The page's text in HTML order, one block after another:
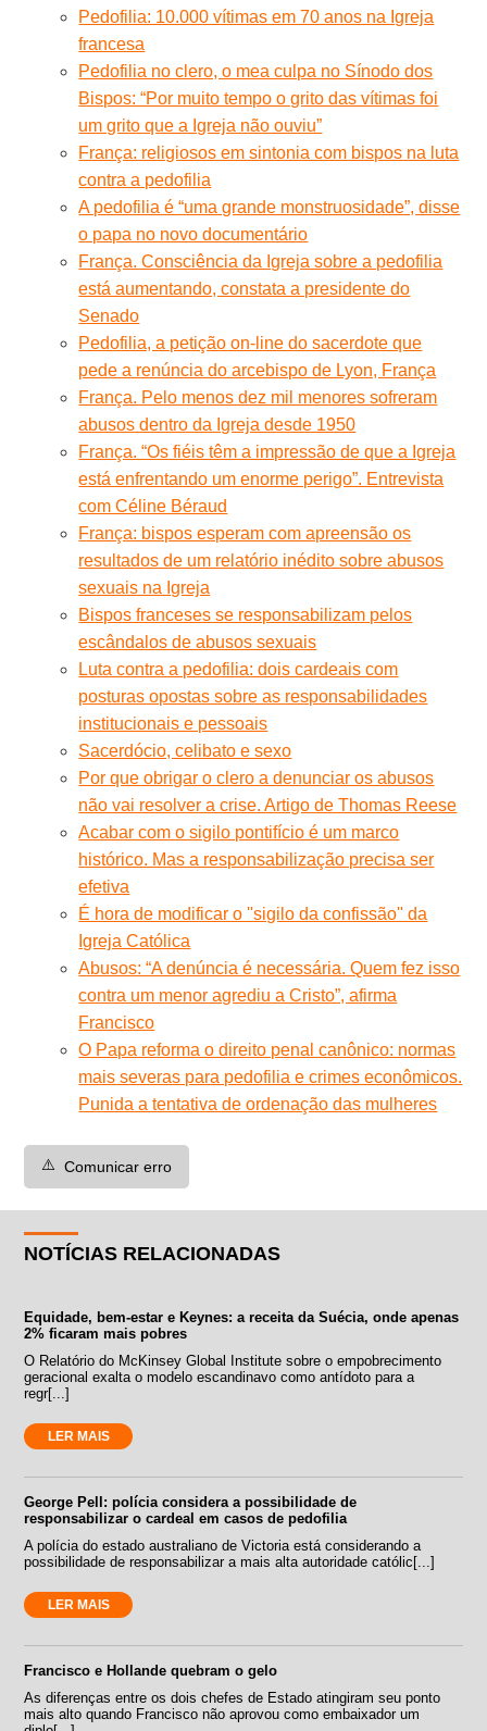
Pedofilia: 10.000 vítimas em 70 anos na Igreja
francesa
Pedofilia no clero, o mea culpa no Sínodo dos
Bispos: “Por muito tempo o grito das vítimas foi
um grito que a Igreja não ouviu”
França: religiosos em sintonia com bispos na luta
contra a pedofilia
A pedofilia é “uma grande monstruosidade”, disse
o papa no novo documentário
França. Consciência da Igreja sobre a pedofilia
está aumentando, constata a presidente do
Senado
Pedofilia, a petição on-line do sacerdote que
pede a renúncia do arcebispo de Lyon, França
França. Pelo menos dez mil menores sofreram
abusos dentro da Igreja desde 1950
França. “Os fiéis têm a impressão de que a Igreja
está enfrentando um enorme perigo”. Entrevista
com Céline Béraud
França: bispos esperam com apreensão os
resultados de um relatório inédito sobre abusos
sexuais na Igreja
Bispos franceses se responsabilizam pelos
escândalos de abusos sexuais
Luta contra a pedofilia: dois cardeais com
posturas opostas sobre as responsabilidades
institucionais e pessoais
Sacerdócio, celibato e sexo
Por que obrigar o clero a denunciar os abusos
não vai resolver a crise. Artigo de Thomas Reese
Acabar com o sigilo pontifício é um marco
histórico. Mas a responsabilização precisa ser
efetiva
É hora de modificar o ''sigilo da confissão'' da
Igreja Católica
Abusos: “A denúncia é necessária. Quem fez isso
contra um menor agrediu a Cristo”, afirma
Francisco
O Papa reforma o direito penal canônico: normas
mais severas para pedofilia e crimes econômicos.
Punida a tentativa de ordenação das mulheres
⚠️ Comunicar erro
NOTÍCIAS RELACIONADAS
Equidade, bem-estar e Keynes: a receita da Suécia, onde apenas
2% ficaram mais pobres
O Relatório do McKinsey Global Institute sobre o empobrecimento
geracional exalta o modelo escandinavo como antídoto para a
regr[...]
LER MAIS
George Pell: polícia considera a possibilidade de
responsabilizar o cardeal em casos de pedofilia
A polícia do estado australiano de Victoria está considerando a
possibilidade de responsabilizar a mais alta autoridade católic[...]
LER MAIS
Francisco e Hollande quebram o gelo
As diferenças entre os dois chefes de Estado atingiram seu ponto
mais alto quando Francisco não aprovou como embaixador um